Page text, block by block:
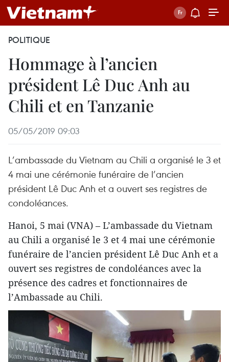
POLITIQUE
Hommage à l’ancien
président Lê Duc Anh au
Chili et en Tanzanie
05/05/2019 09:03
L’ambassade du Vietnam au Chili a organisé le 3 et
4 mai une cérémonie funéraire de l’ancien
président Lê Duc Anh et a ouvert ses registres de
condoléances.
Hanoi, 5 mai (VNA) – L’ambassade du Vietnam
au Chili a organisé le 3 et 4 mai une cérémonie
funéraire de l’ancien président Lê Duc Anh et a
ouvert ses registres de condoléances avec la
présence des cadres et fonctionnaires de
l’Ambassade au Chili.